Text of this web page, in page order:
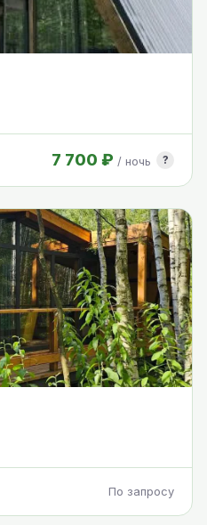
7 700 ₽ / ночь ?
По запросу